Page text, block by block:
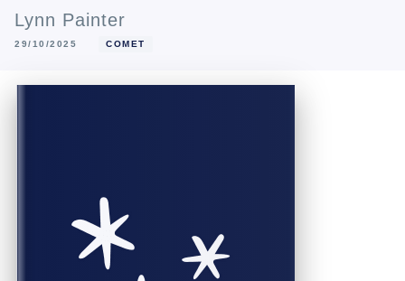
Lynn Painter
29/10/2025 COMET